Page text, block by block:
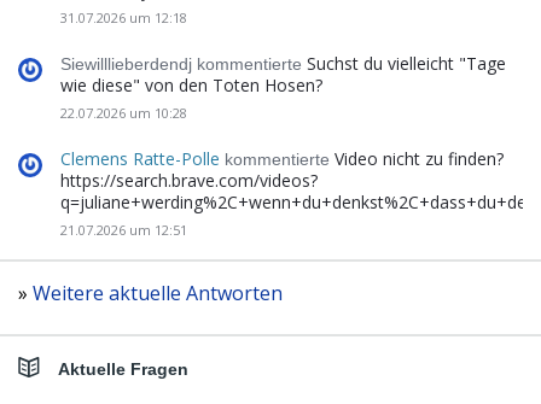
31.07.2026 um 12:18
Siewilllieberdendj kommentierte Suchst du vielleicht "Tage
wie diese" von den Toten Hosen?
22.07.2026 um 10:28
Clemens Ratte-Polle kommentierte Video nicht zu finden?
https://search.brave.com/videos?
21.07.2026 um 12:51
» Weitere aktuelle Antworten
Aktuelle Fragen